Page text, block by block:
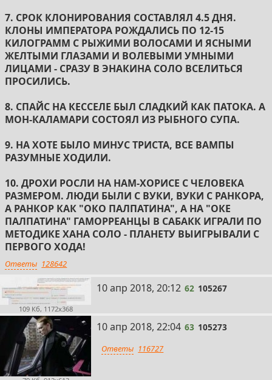
7. СРОК КЛОНИРОВАНИЯ СОСТАВЛЯЛ 4.5 ДНЯ.
КЛОНЫ ИМПЕРАТОРА РОЖДАЛИСЬ ПО 12-15
КИЛОГРАММ С РЫЖИМИ ВОЛОСАМИ И ЯСНЫМИ
ЖЕЛТЫМИ ГЛАЗАМИ И ВОЛЕВЫМИ УМНЫМИ
ЛИЦАМИ - СРАЗУ В ЭНАКИНА СОЛО ВСЕЛИТЬСЯ
ПРОСИЛИСЬ.
8. СПАЙС НА КЕССЕЛЕ БЫЛ СЛАДКИЙ КАК ПАТОКА. А
МОН-КАЛАМАРИ СОСТОЯЛ ИЗ РЫБНОГО СУПА.
9. НА ХОТЕ БЫЛО МИНУС ТРИСТА, ВСЕ ВАМПЫ
РАЗУМНЫЕ ХОДИЛИ.
10. ДРОХИ РОСЛИ НА НАМ-ХОРИСЕ С ЧЕЛОВЕКА
РАЗМЕРОМ. ЛЮДИ БЫЛИ С ВУКИ, ВУКИ С РАНКОРА,
А РАНКОР КАК "ОКО ПАЛПАТИНА", А НА "ОКЕ
ПАЛПАТИНА" ГАМОРРЕАНЦЫ В САБАКК ИГРАЛИ ПО
МЕТОДИКЕ ХАНА СОЛО - ПЛАНЕТУ ВЫИГРЫВАЛИ С
ПЕРВОГО ХОДА!
Ответы 128642
109 Кб, 1172x368
62
10 апр 2018, 20:12 62 105267
63
10 апр 2018, 22:04 63 105273
Ответы 116727